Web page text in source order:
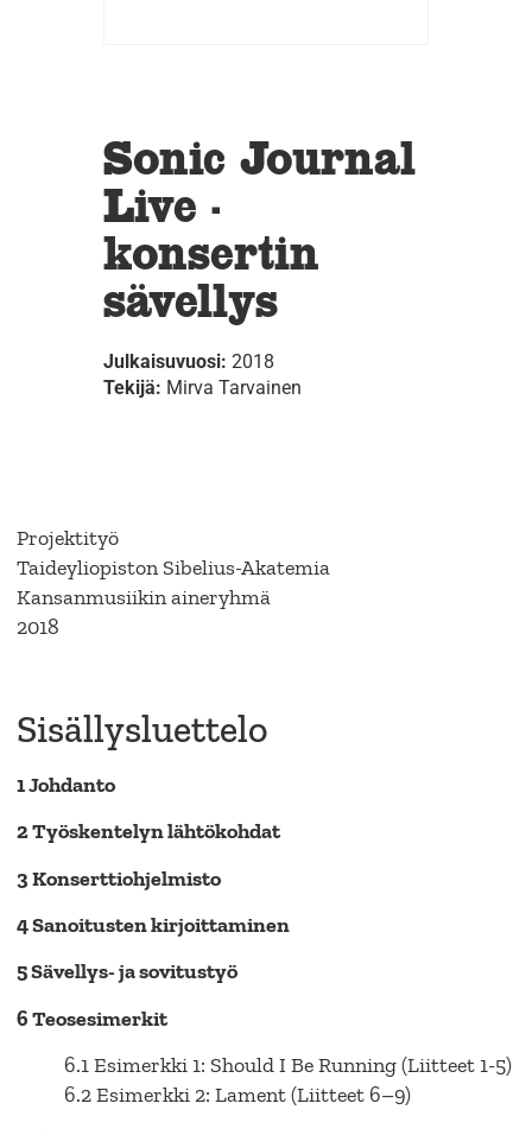
Sonic Journal
Live -
konsertin
sävellys
Julkaisuvuosi:2018
Tekijä: Mirva Tarvainen
Projektityö
Taideyliopiston Sibelius-Akatemia
Kansanmusiikin aineryhmä
2018
Sisällysluettelo
1 Johdanto
2 Työskentelyn lähtökohdat
3 Konserttiohjelmisto
4 Sanoitusten kirjoittaminen
5 Sävellys- ja sovitustyö
6 Teosesimerkit
6.1 Esimerkki 1: Should I Be Running (Liitteet 1-5)
6.2 Esimerkki 2: Lament (Liitteet 6–9)